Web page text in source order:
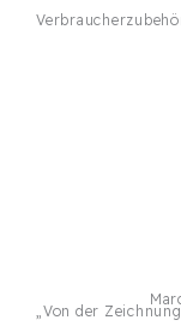
„Von der